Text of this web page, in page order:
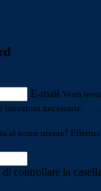
E-mail Verrà
necessarie.
al nome utente?
controllare la